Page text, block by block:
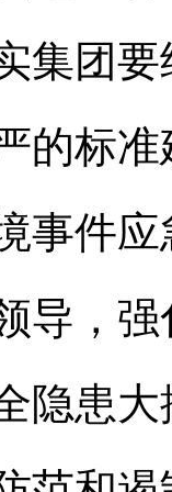
集团
的标
事件
导，
隐患